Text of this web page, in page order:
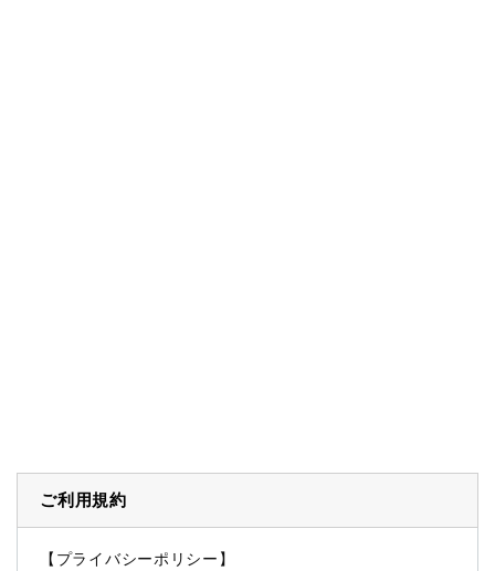
ご利用規約
【プライバシーポリシー】